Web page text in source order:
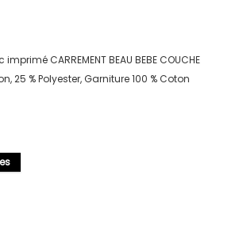
CARREMENT BEAU BEBE COUCHE
25 % Polyester, Garniture 100 % Coton